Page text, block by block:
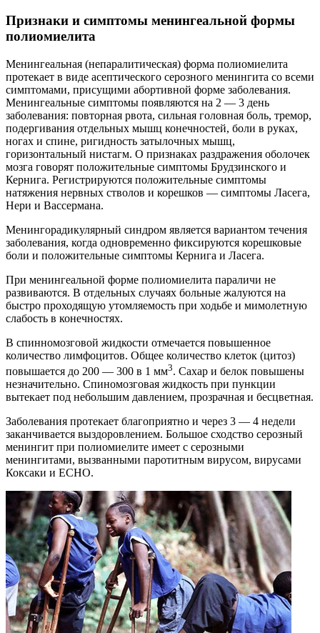
Признаки и симптомы менингеальной формы
полиомиелита
Менингеальная (непаралитическая) форма полиомиелита
протекает в виде асептического серозного менингита со всеми
симптомами, присущими абортивной форме заболевания.
Менингеальные симптомы появляются на 2 — 3 день
заболевания: повторная рвота, сильная головная боль, тремор,
подергивания отдельных мышц конечностей, боли в руках,
ногах и спине, ригидность затылочных мышц,
горизонтальный нистагм. О признаках раздражения оболочек
мозга говорят положительные симптомы Брудзинского и
Кернига. Регистрируются положительные симптомы
натяжения нервных стволов и корешков — симптомы Ласега,
Нери и Вассермана.
Менингорадикулярный синдром является вариантом течения
заболевания, когда одновременно фиксируются корешковые
боли и положительные симптомы Кернига и Ласега.
При менингеальной форме полиомиелита параличи не
развиваются. В отдельных случаях больные жалуются на
быстро проходящую утомляемость при ходьбе и мимолетную
слабость в конечностях.
В спинномозговой жидкости отмечается повышенное
количество лимфоцитов. Общее количество клеток (цитоз)
повышается до 200 — 300 в 1 мм3. Сахар и белок повышены
незначительно. Спиномозговая жидкость при пункции
вытекает под небольшим давлением, прозрачная и бесцветная.
Заболевания протекает благоприятно и через 3 — 4 недели
заканчивается выздоровлением. Большое сходство серозный
менингит при полиомиелите имеет с серозными
менингитами, вызванными паротитным вирусом, вирусами
Коксаки и ЕСНО.